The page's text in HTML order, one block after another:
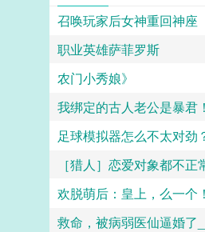
召唤玩家后女神重回神座
职业英雄萨菲罗斯
农门小秀娘》
我绑定的古人老公是暴君！
足球模拟器怎么不太对劲
［猎人］恋爱对象都不正
欢脱萌后：皇上，么一个！
救命，被病弱医仙逼婚了